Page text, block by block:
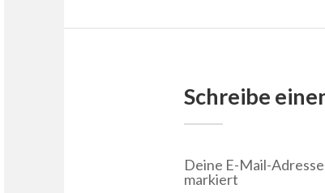
Schreibe
Deine E-Mail-
markiert